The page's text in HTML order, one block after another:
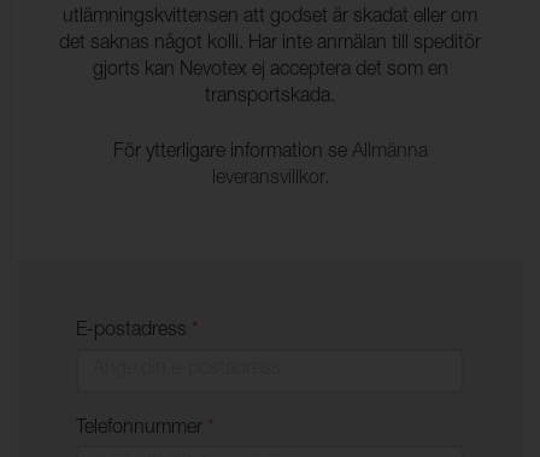
utlämningskvittensen att godset är skadat eller om
det saknas något kolli. Har inte anmälan till speditör
gjorts kan Nevotex ej acceptera det som en
transportskada.
För ytterligare information se Allmänna
leveransvillkor.
E-postadress *
Telefonnummer *